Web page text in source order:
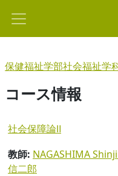
サイドパネル
保健福祉学部社会福祉学
コース情報
社会保障論Ⅱ
教師: NAGASHIMA
信二郎